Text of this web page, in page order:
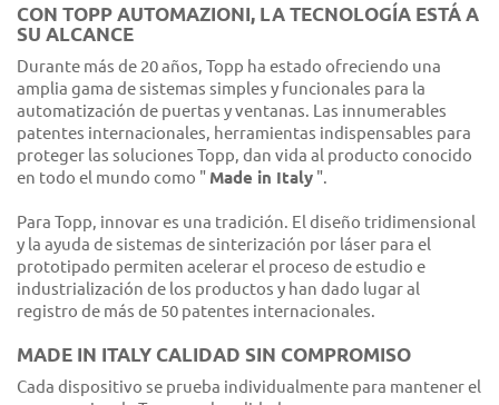
CON TOPP AUTOMAZIONI, LA TECNOLOGÍA ESTÁ A
SU ALCANCE
Durante más de 20 años, Topp ha estado ofreciendo una
amplia gama de sistemas simples y funcionales para la
automatización de puertas y ventanas. Las innumerables
patentes internacionales, herramientas indispensables para
proteger las soluciones Topp, dan vida al producto conocido
en todo el mundo como " Made in Italy ".
Para Topp, innovar es una tradición. El diseño tridimensional
y la ayuda de sistemas de sinterización por láser para el
prototipado permiten acelerar el proceso de estudio e
industrialización de los productos y han dado lugar al
registro de más de 50 patentes internacionales.
MADE IN ITALY CALIDAD SIN COMPROMISO
Cada dispositivo se prueba individualmente para mantener el